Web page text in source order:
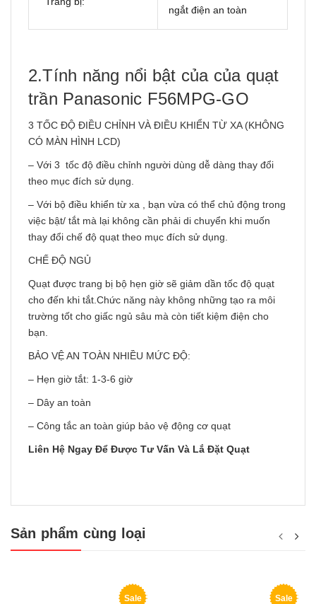
ngắt điện an toàn
2.Tính năng nổi bật của của quạt
trần Panasonic F56MPG-GO
3 TỐC ĐỘ ĐIỀU CHỈNH VÀ ĐIỀU KHIỂN TỪ XA (KHÔNG
CÓ MÀN HÌNH LCD)
– Với 3 tốc độ điều chỉnh người dùng dễ dàng thay đổi
theo mục đích sử dụng.
– Với bộ điều khiển từ xa , bạn vừa có thể chủ động trong
việc bật/ tắt mà lại không cần phải di chuyển khi muốn
thay đổi chế độ quạt theo mục đích sử dụng.
CHẾ ĐỘ NGỦ
Quạt được trang bị bộ hẹn giờ sẽ giảm dần tốc độ quạt
cho đến khi tắt.Chức năng này không những tạo ra môi
trường tốt cho giấc ngủ sâu mà còn tiết kiệm điện cho
bạn.
BẢO VỆ AN TOÀN NHIỀU MỨC ĐỘ:
– Hẹn giờ tắt: 1-3-6 giờ
– Dây an toàn
– Công tắc an toàn giúp bảo vệ động cơ quạt
Liên Hệ Ngay Để Được Tư Vấn Và Lắ Đặt Quạt
Sản phẩm cùng loại
Sale Sale